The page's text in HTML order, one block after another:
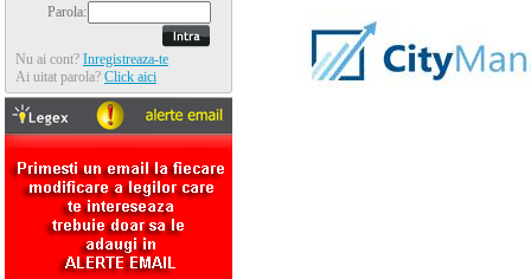
Parola:
Nu ai cont? Inregistreaza-te
Ai uitat parola? Click aici